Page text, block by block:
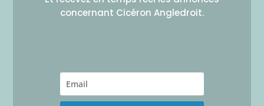
concernant Cicéron Angledroit.